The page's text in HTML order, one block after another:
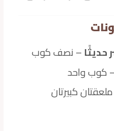
– نصف كوب
كوب واحد
كبيرتان